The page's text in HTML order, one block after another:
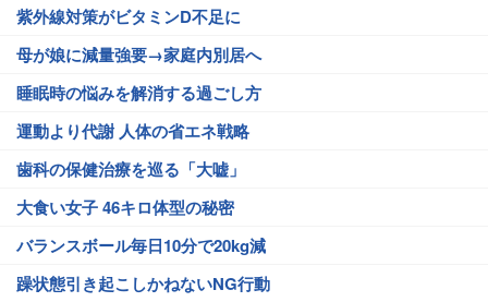
紫外線対策がビタミンD不足に
母が娘に減量強要→家庭内別居へ
睡眠時の悩みを解消する過ごし方
運動より代謝 人体の省エネ戦略
歯科の保健治療を巡る「大嘘」
大食い女子 46キロ体型の秘密
バランスボール毎日10分で20kg減
躁状態引き起こしかねないNG行動